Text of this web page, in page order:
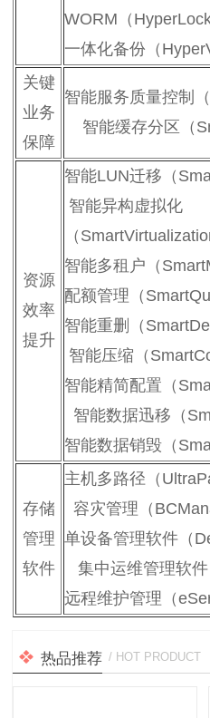
WORM（
一体化备份（
关键
业务
保障
智能服务质量控制
智能缓存分区（
资源
效率
提升
智能LUN迁移（
智能异构虚拟化
（
智能多租户（
配额管理（
智能重删（
智能压缩（
智能精简配置
智能数据迅移（
智能数据销毁（
存储
管理
软件
主机多路径（
容灾管理（
单设备管理软件（
集中运维管理软件
远程维护管理（
热品推荐 / HOT PRODUCT